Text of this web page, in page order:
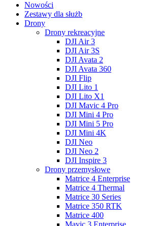
Nowości
Zestawy dla służb
Drony
Drony rekreacyjne
DJI Air 3
DJI Air 3S
DJI Avata 2
DJI Avata 360
DJI Flip
DJI Lito 1
DJI Lito X1
DJI Mavic 4 Pro
DJI Mini 4 Pro
DJI Mini 5 Pro
DJI Mini 4K
DJI Neo
DJI Neo 2
DJI Inspire 3
Drony przemysłowe
Matrice 4 Enterprise
Matrice 4 Thermal
Matrice 30 Series
Matrice 350 RTK
Matrice 400
Mavic 3 Enterprise